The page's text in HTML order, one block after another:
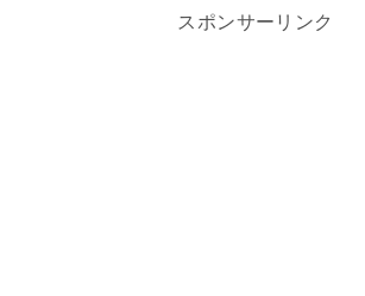
スポンサーリンク